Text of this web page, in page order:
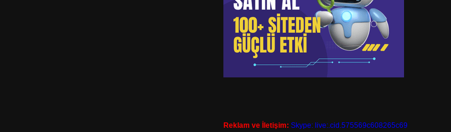
Reklam ve İletişim: Skype: live:.cid.575569c608265c69